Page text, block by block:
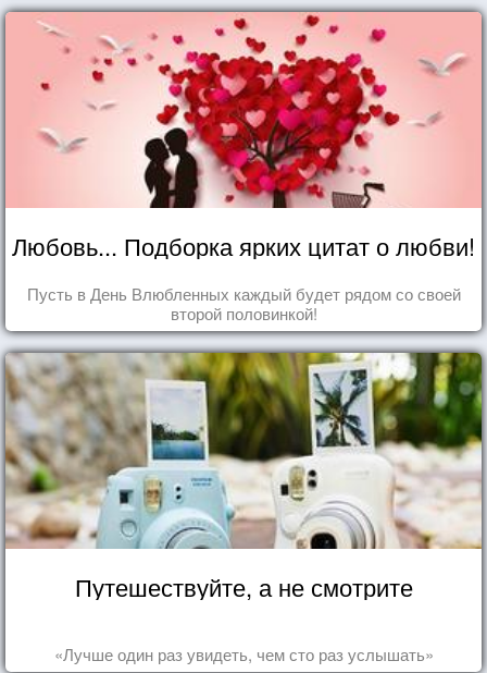
Любовь... Подборка ярких цитат о любви!
Пусть в День Влюбленных каждый будет рядом со своей
второй половинкой!
Путешествуйте, а не смотрите
«Лучше один раз увидеть, чем сто раз услышать»